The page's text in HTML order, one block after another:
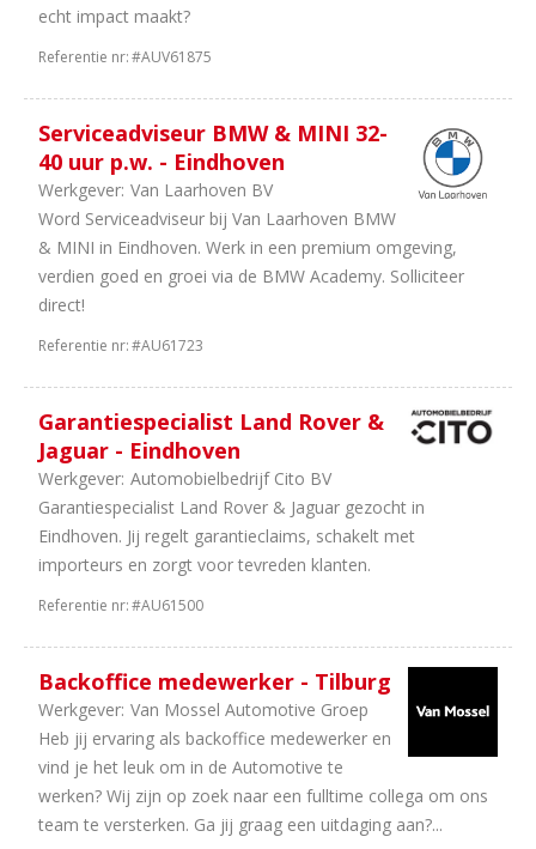
echt impact maakt?
Referentie nr:#AUV61875
Serviceadviseur BMW & MINI 32-
40 uur p.w. - Eindhoven
Werkgever: Van Laarhoven BV
Word Serviceadviseur bij Van Laarhoven BMW
& MINI in Eindhoven. Werk in een premium omgeving,
verdien goed en groei via de BMW Academy. Solliciteer
direct!
Referentie nr:#AU61723
Garantiespecialist Land Rover &
Jaguar - Eindhoven
Werkgever: Automobielbedrijf Cito BV
Garantiespecialist Land Rover & Jaguar gezocht in
Eindhoven. Jij regelt garantieclaims, schakelt met
importeurs en zorgt voor tevreden klanten.
Referentie nr:#AU61500
Backoffice medewerker - Tilburg
Werkgever: Van Mossel Automotive Groep
Heb jij ervaring als backoffice medewerker en
vind je het leuk om in de Automotive te
werken? Wij zijn op zoek naar een fulltime collega om ons
team te versterken. Ga jij graag een uitdaging aan?...